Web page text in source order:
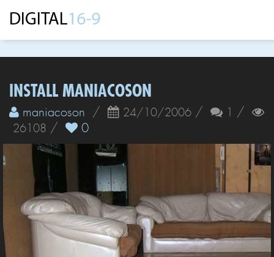
INSTALL MANIACOSON
maniacoson / 24/10/2006 / 1 /
26108 / 0